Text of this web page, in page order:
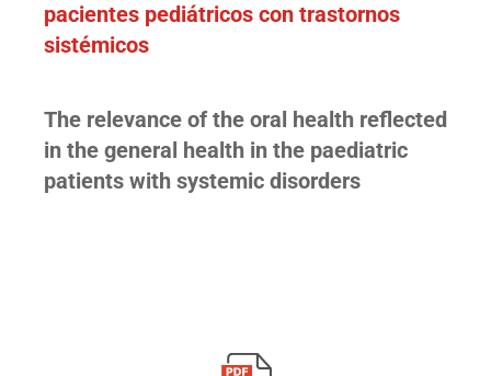
pacientes pediátricos con trastornos
sistémicos
The relevance of the oral health reflected
in the general health in the paediatric
patients with systemic disorders